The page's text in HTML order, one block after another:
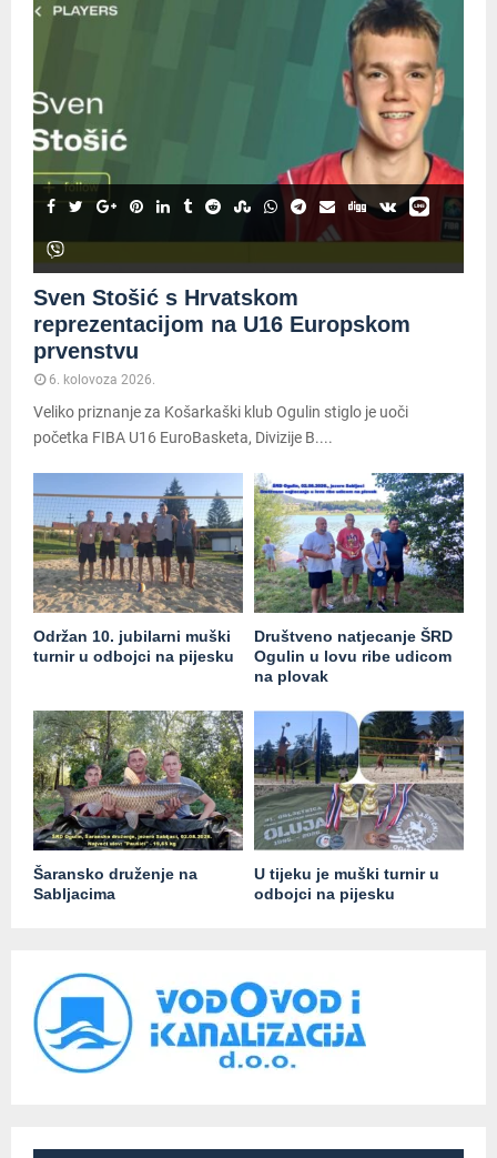
Sven Stošić s Hrvatskom
reprezentacijom na U16 Europskom
prvenstvu
6. kolovoza 2026.
Veliko priznanje za Košarkaški klub Ogulin stiglo je uoči
početka FIBA U16 EuroBasketa, Divizije B....
Održan 10. jubilarni muški
turnir u odbojci na pijesku
Društveno natjecanje ŠRD
Ogulin u lovu ribe udicom
na plovak
Šaransko druženje na
Sabljacima
U tijeku je muški turnir u
odbojci na pijesku